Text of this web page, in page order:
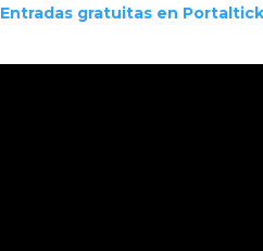
Entradas gratuitas en